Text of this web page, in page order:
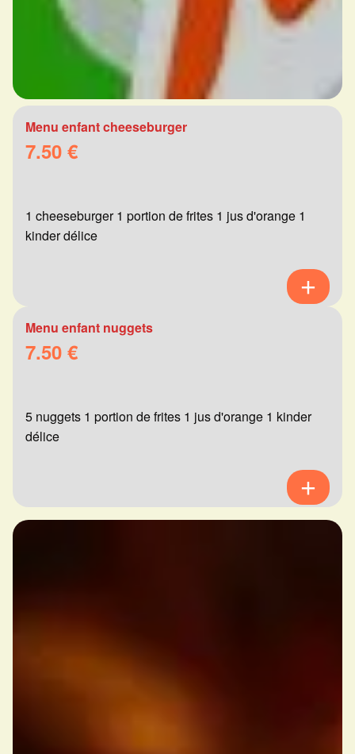
Menu enfant cheeseburger
7.50 €
1 cheeseburger 1 portion de frites 1 jus d'orange 1
kinder délice
Menu enfant nuggets
7.50 €
5 nuggets 1 portion de frites 1 jus d'orange 1 kinder
délice